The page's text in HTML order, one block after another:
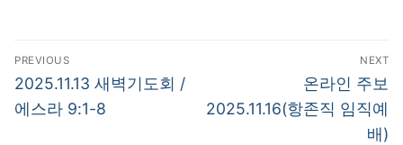
글
탐
색
PREVIOUS
Previous
post:
2025.11.13 새벽기도회 /
에스라 9:1-8
NEXT
Next
post:
온라인 주보
2025.11.16(항존직 임직예
배)